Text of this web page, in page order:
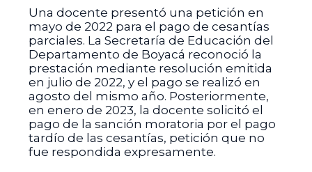
Una docente presentó una petición en
mayo de 2022 para el pago de cesantías
parciales. La Secretaría de Educación del
Departamento de Boyacá reconoció la
prestación mediante resolución emitida
en julio de 2022, y el pago se realizó en
agosto del mismo año. Posteriormente,
en enero de 2023, la docente solicitó el
pago de la sanción moratoria por el pago
tardío de las cesantías, petición que no
fue respondida expresamente.